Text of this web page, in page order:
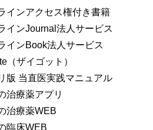
インアクセス権付き書籍
インJournal法人サービス
インBook法人サービス
（ザイゴット）
版 当直医実践マニュアル
治療薬アプリ
治療薬WEB
臨床WEB